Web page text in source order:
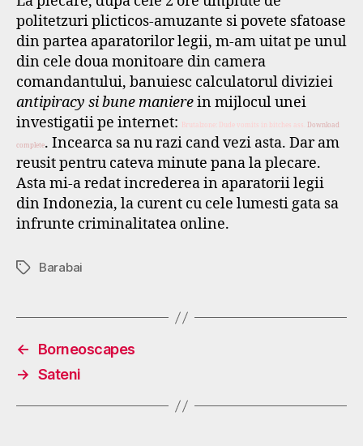
politetzuri plicticos-amuzante si povete sfatoase
din partea aparatorilor legii, m-am uitat pe unul
din cele doua monitoare din camera
comandantului, banuiesc calculatorul diviziei
antipiracy si bune manierein mijlocul unei
investigatii pe internet: Brutalzone: Dude vomits in bitches ass. Download
complete. Incearca sa nu razi cand vezi asta. Dar am
reusit pentru cateva minute pana la plecare.
Asta mi-a redat increderea in aparatorii legii
din Indonezia, la curent cu cele lumesti gata sa
infrunte criminalitatea online.
TagsBarabai
←
Borneoscapes
→ Sateni